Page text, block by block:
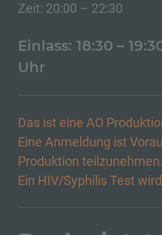
Zeit: 20:00 – 22:30
Einlass: 18:30 –
Uhr
Das ist eine AO
Eine Anmeldung ist
Produktion teilzunehmen.
Ein HIV/Syphilis Test